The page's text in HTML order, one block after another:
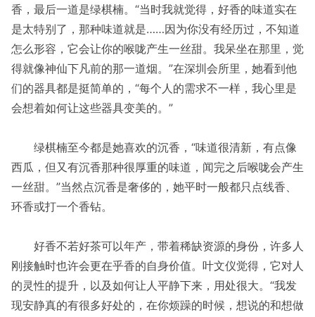
香，最后一道是绿棋楠。“当时我就觉得，好香的味道实在
是太特别了，那种味道就是……因为你没有经历过，不知道
怎么形容，它会让你的喉咙产生一丝甜。我呆坐在那里，觉
得就像神仙下凡前的那一道烟。”在深圳会所里，她看到他
们的器具都是挺简单的，“每个人的需求不一样，我心里是
会想着如何让这些器具变美的。”
绿棋楠至今都是她喜欢的沉香，“味道很清新，有点像
西瓜，但又有沉香那种很厚重的味道，闻完之后喉咙会产生
一丝甜。”当然点沉香是奢侈的，她平时一般都只点线香、
环香或打一个香钻。
好香不若好茶可以年产，带着稀缺资源的身份，许多人
刚接触时也许会更在乎香的自身价值。叶文仪觉得，它对人
的灵性的提升，以及如何让人平静下来，用处很大。“我发
现安静真的有很多好处的，在你烦躁的时候，想说的和想做